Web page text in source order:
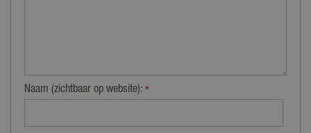
Naam (zichtbaar op website): *